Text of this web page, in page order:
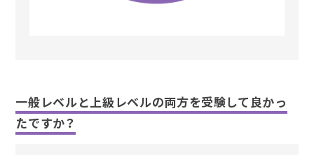
一般レベルと上級レベルの両方を受験して良かっ
たですか？